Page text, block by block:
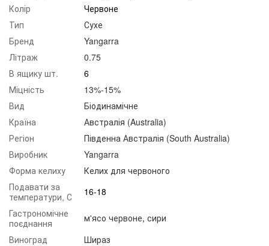
Колір
Червоне
Тип
Сухе
Бренд
Yangarra
Літраж
0.75
В ящику шт.
6
Міцність
13%-15%
Вид
Біодинамічне
Країна
Австралія (Australia)
Регіон
Південна Австралія (South Australia)
Виробник
Yangarra
Форма келиху
Келих для червоного
Подавати за
температури, С
16-18
Гастрономічне
поєднання
м'ясо червоне, сири
Виноград
Шираз